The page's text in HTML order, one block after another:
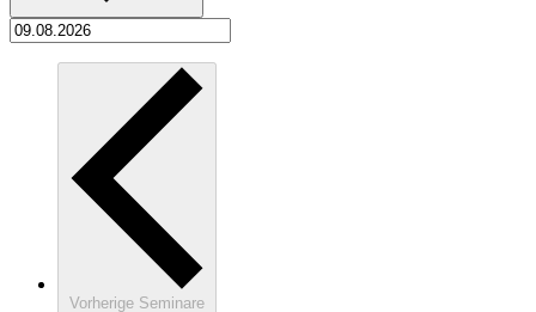
Vorherige Seminare